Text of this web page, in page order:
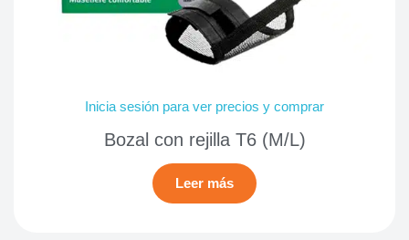
Inicia sesión para ver precios y comprar
Bozal con rejilla T6 (M/L)
Leer más